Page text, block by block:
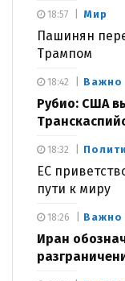
Мир
Пашинян
Трампом
18:57
Важно
Рубио: США
18:42
ЕС
пути к миру
18:32
Важно
Иран
18:26